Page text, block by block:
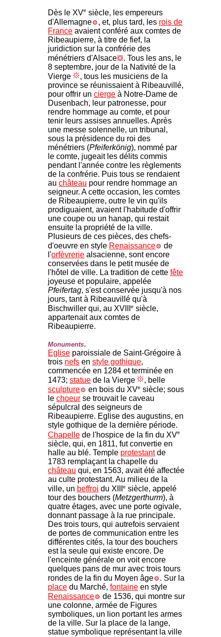
Dès le XVe siècle, les empereurs
d'Allemagne
, et, plus tard, les rois de
France avaient conféré aux comtes de
Ribeaupierre, à titre de fief, la
juridiction sur la confrérie des
ménétriers d'Alsace
. Tous les ans, le
8 septembre, jour de la Nativité de la
Vierge
, tous les musiciens de la
province se réunissaient à Ribeauvillé,
pour offrir un cierge à Notre-Dame de
Dusenbach, leur patronesse, pour
rendre hommage au comte, et pour
tenir leurs assises annuelles. Après
une messe solennelle, un tribunal,
sous la présidence du roi des
ménétriers (Pfeiferkönig), nommé par
le comte, jugeait les délits commis
pendant l'année contre les règlements
de la confrérie. Puis tous se rendaient
au château pour rendre hommage an
seigneur. A cette occasion, les comtes
de Ribeaupierre, outre le vin qu'ils
prodiguaient, avaient l'habitude d'offrir
une coupe ou un hanap, qui restait
ensuite la propriété de la ville.
Plusieurs de ces pièces, des chefs-
d'oeuvre en style Renaissance
de
l'orfèvrerie alsacienne, sont encore
conservées dans le petit musée de
l'hôtel de ville. La tradition de cette fête
joyeuse et populaire, appelée
Pfeifertag, s'est conservée jusqu'à nos
jours, tant à Ribeauvillé qu'à
Bischwiller qui, au XVIII
e siècle,
appartenait aux comtes de
Ribeaupierre.
Monuments.
Eglise paroissiale de Saint-Grégoire à
trois nefs en style gothique,
commencée en 1284 et terminée en
1473; statue de la Vierge
, belle
sculpture
en bois du XVe siècle; sous
le choeur se trouvait le caveau
sépulcral des seigneurs de
Ribeaupierre. Eglise des augustins, en
style gothique de la dernière période.
Chapelle de l'hospice de la fin du XVe
siècle, qui, en 1811, fut convertie en
halle au blé. Temple protestantde
1783 remplaçant la chapelle du
château qui, en 1563, avait été affectée
au culte protestant. Au milieu de la
ville, un beffroi du XIII e siècle, appelé
tour des bouchers (Metzgerthurm), à
quatre étages, avec une porte ogivale,
donnant passage à la rue principale.
Des trois tours, qui autrefois servaient
de portes de communication entre les
différentes cités, la tour des bouchers
est la seule qui existe encore. De
l'enceinte générale on voit encore
quelques pans de mur avec trois tours
rondes de la fin du Moyen âge
. Sur la
place du Marché, fontaine en style
Renaissance
de 1536, qui montre sur
une colonne, armée de Figures
symboliques, un lion portant les armes
de la ville. Sur la place de la lange,
statue symbolique représentant la ville